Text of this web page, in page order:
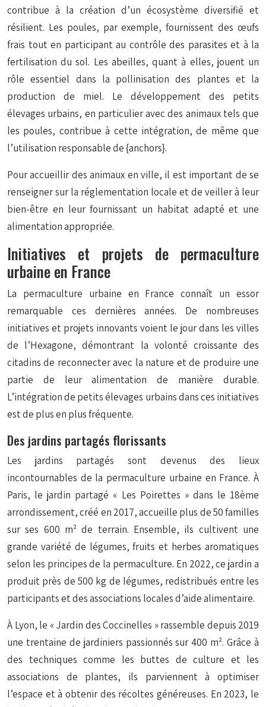
contribue à la création d’un écosystème diversifié et
résilient. Les poules, par exemple, fournissent des œufs
frais tout en participant au contrôle des parasites et à la
fertilisation du sol. Les abeilles, quant à elles, jouent un
rôle essentiel dans la pollinisation des plantes et la
production de miel. Le développement des petits
élevages urbains, en particulier avec des animaux tels que
les poules, contribue à cette intégration, de même que
l’utilisation responsable de {anchors}.
Pour accueillir des animaux en ville, il est important de se
renseigner sur la réglementation locale et de veiller à leur
bien-être en leur fournissant un habitat adapté et une
alimentation appropriée.
Initiatives et projets de permaculture
urbaine en France
La permaculture urbaine en France connaît un essor
remarquable ces dernières années. De nombreuses
initiatives et projets innovants voient le jour dans les villes
de l’Hexagone, démontrant la volonté croissante des
citadins de reconnecter avec la nature et de produire une
partie de leur alimentation de manière durable.
L’intégration de petits élevages urbains dans ces initiatives
est de plus en plus fréquente.
Des jardins partagés florissants
Les jardins partagés sont devenus des lieux
incontournables de la permaculture urbaine en France. À
Paris, le jardin partagé « Les Poirettes » dans le 18ème
arrondissement, créé en 2017, accueille plus de 50 familles
sur ses 600 m² de terrain. Ensemble, ils cultivent une
grande variété de légumes, fruits et herbes aromatiques
selon les principes de la permaculture. En 2022, ce jardin a
produit près de 500 kg de légumes, redistribués entre les
participants et des associations locales d’aide alimentaire.
À Lyon, le « Jardin des Coccinelles » rassemble depuis 2019
une trentaine de jardiniers passionnés sur 400 m². Grâce à
des techniques comme les buttes de culture et les
associations de plantes, ils parviennent à optimiser
l’espace et à obtenir des récoltes généreuses. En 2023, le